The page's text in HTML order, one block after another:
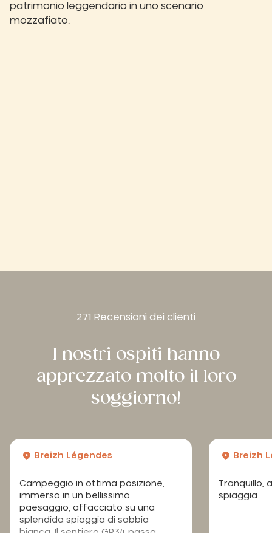
patrimonio leggendario in uno scenario
mozzafiato.
271 Recensioni dei clienti
I nostri ospiti hanno
apprezzato molto il loro
soggiorno!
Breizh Légendes
Campeggio in ottima posizione,
immerso in un bellissimo
paesaggio, affacciato su una
splendida spiaggia di sabbia
Breizh
Tranquillo,
spiaggia